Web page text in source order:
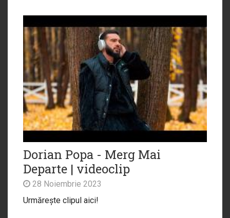
Dorian Popa - Merg Mai
Departe | videoclip
28 Noiembrie 2023
Urmărește clipul aici!